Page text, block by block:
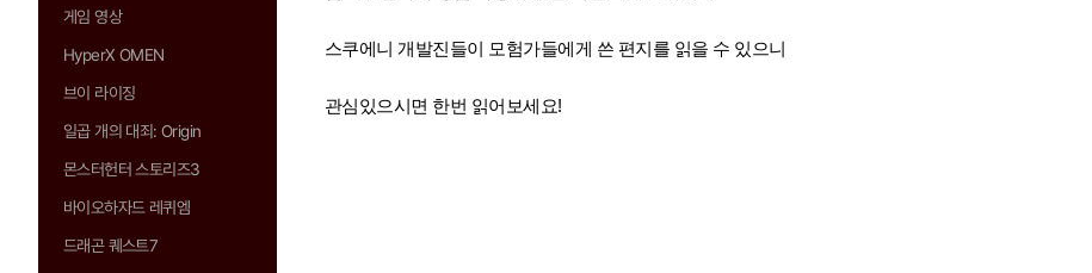
게임 영상
HyperX OMEN
브이 라이징
일곱 개의 대죄: Origin
몬스터헌터 스토리즈3
바이오하자드 레퀴엠
드래곤 퀘스트7
스쿠에니 개발진들이 모험가들에게 쓴 편지를 읽을 수 있으니
관심있으시면 한번 읽어보세요!